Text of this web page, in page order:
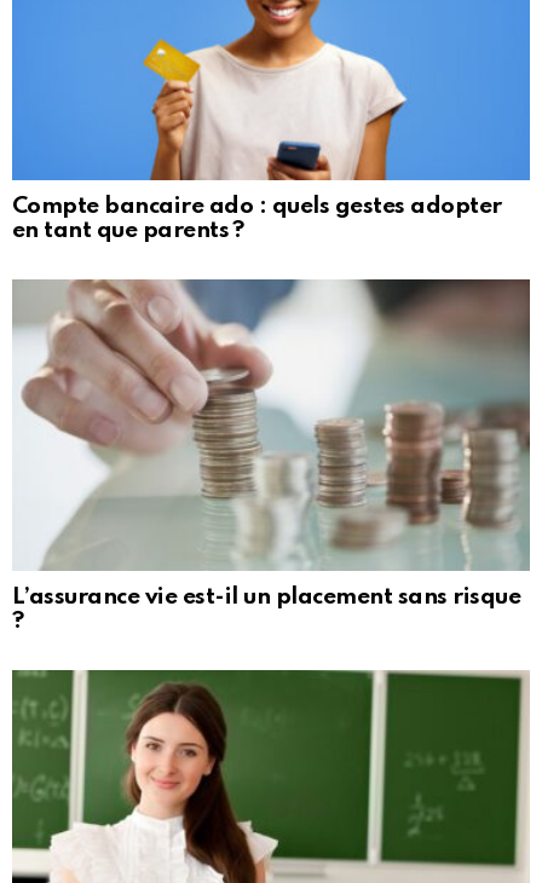
Compte bancaire ado : quels gestes adopter
en tant que parents ?
L’assurance vie est-il un placement sans risque
?